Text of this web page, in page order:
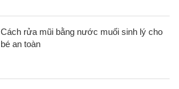
Cách rửa mũi bằng nước muối sinh lý cho
bé an toàn